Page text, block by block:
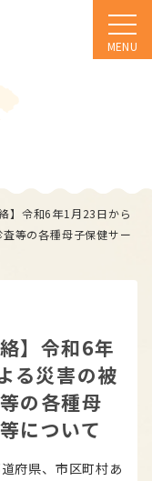
MENU
】令和6年1月23日から
等の各種母子保健サー
】令和6年
る災害の被
の各種母
について
府県、市区町村あ